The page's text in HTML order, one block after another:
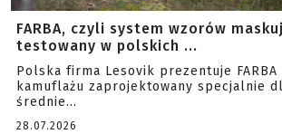
FARBA, czyli system wzorów
testowany w polskich ...
Polska firma Lesovik prezentuje FARBA
kamuflażu zaprojektowany specjalnie
średnie...
28.07.2026